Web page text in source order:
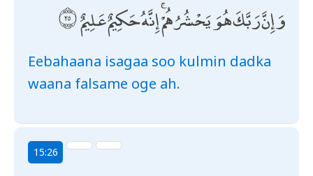
وَإِنَّ رَبَّكَ هُوَ يَحْشُرُهُمْ ۚ إِنَّهُ حَكِيمٌ عَلِيمٌ
Eebahaana isagaa soo kulmin dadka
waana falsame oge ah.
15:26